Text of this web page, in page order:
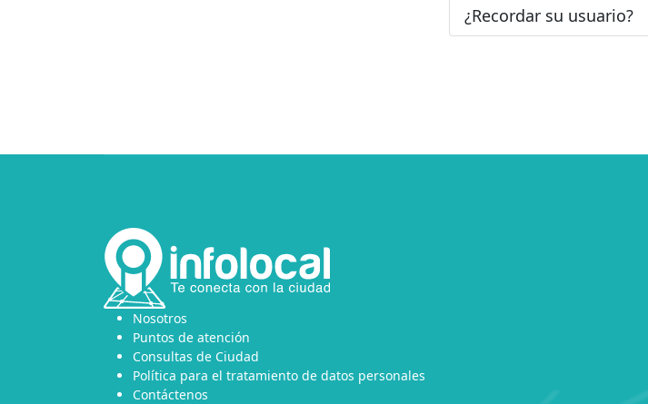
¿Recordar su usuario?
Nosotros
Puntos de atención
Consultas de Ciudad
Política para el tratamiento de datos personales
Contáctenos